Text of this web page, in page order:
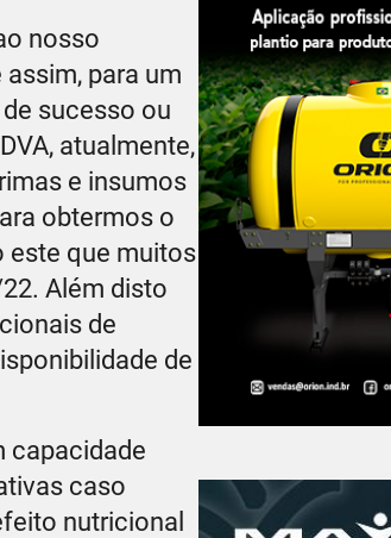
nosso
para um
sucesso ou
atualmente,
e insumos
obtermos o
este que muitos
Além disto
de
de
capacidade
caso
nutricional